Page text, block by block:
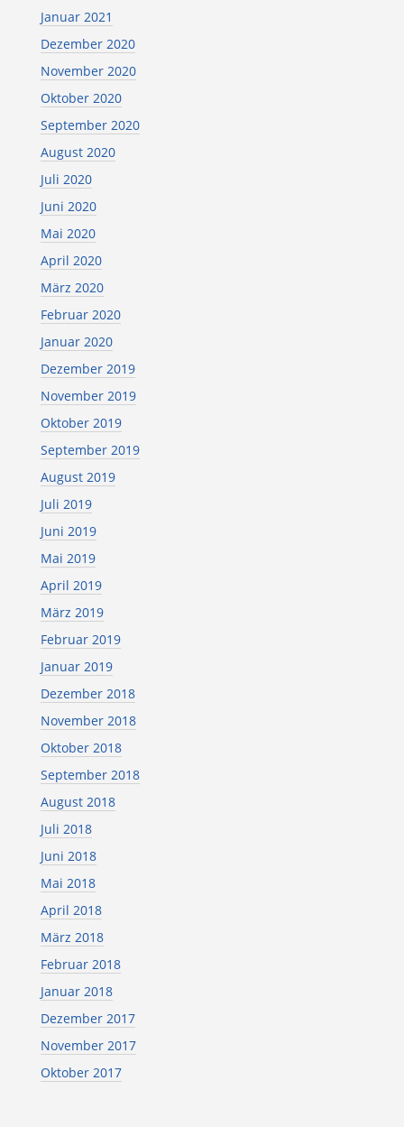
Januar 2021
Dezember 2020
November 2020
Oktober 2020
September 2020
August 2020
Juli 2020
Juni 2020
Mai 2020
April 2020
März 2020
Februar 2020
Januar 2020
Dezember 2019
November 2019
Oktober 2019
September 2019
August 2019
Juli 2019
Juni 2019
Mai 2019
April 2019
März 2019
Februar 2019
Januar 2019
Dezember 2018
November 2018
Oktober 2018
September 2018
August 2018
Juli 2018
Juni 2018
Mai 2018
April 2018
März 2018
Februar 2018
Januar 2018
Dezember 2017
November 2017
Oktober 2017